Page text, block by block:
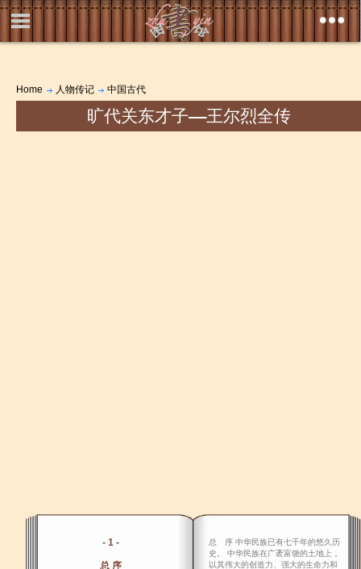
Home 人物传记 中国古代
旷代关东才子――王尔烈全传
- 1 -
总 序
总 序 中华民族已有七千年的悠久历
史。 中华民族在广袤富饶的土地上，
以其伟大的创造力、强大的生命力和